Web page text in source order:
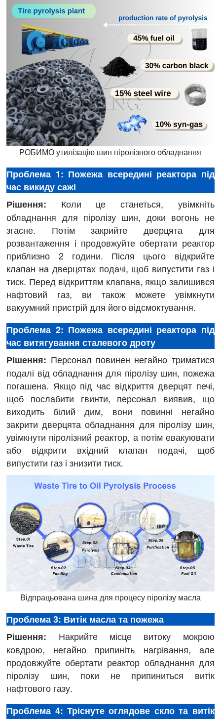
РОБИМО утилізацію шин піролізного обладнання
Проблема 1: Пожежа всередині реактора під
час викиду сажі
Рішення: Коли це станеться, увімкніть
обладнання для піролізу шин, доки вогонь не
згасне. Потім закрийте дверцята для
розвантаження і продовжуйте обертати реактор
приблизно 2 години. Після цього відкрийте
клапан на дверцятах подачі, щоб випустити газ і
тиск. Перед відкриттям клапана, якщо залишився
нафтовий газ, ви також можете увімкнути
вакуумний пристрій для його відсмоктування.
Проблема 2: Пожежа всередині реактора під
час витягування сталевого дроту
Рішення: Персонал повинен негайно триматися
подалі від обладнання для піролізу шин, пожежа
погашена. Якщо під час відкриття дверцят печі,
щоб послабити гвинти, персонал виявив, що
виходить білий дим, вони повинні негайно
закрити дверцята обладнання для піролізу шин,
увімкнути піролізний реактор, а потім евакуювати
або відкрити вхідний клапан подачі, щоб
випустити газ і знизити тиск.
Відпрацьована шина для процесу піролізу масла
Проблема 3: Витік масла та пожежа
Рішення: Накрийте місце витоку мокрою
ковдрою, негайно припиніть нагрівання, але
продовжуйте обертати реактор обладнання для
піролізу шин, поки не припиниться витік
нафтового газу.
Проблема 4: Тріснуте оглядове скло та витік